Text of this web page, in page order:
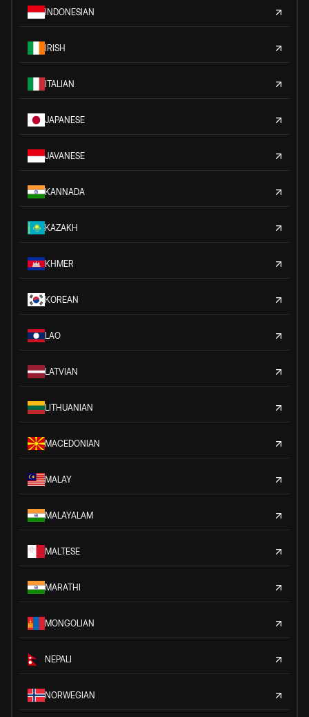
INDONESIAN
IRISH
ITALIAN
JAPANESE
JAVANESE
KANNADA
KAZAKH
KHMER
KOREAN
LAO
LATVIAN
LITHUANIAN
MACEDONIAN
MALAY
MALAYALAM
MALTESE
MARATHI
MONGOLIAN
NEPALI
NORWEGIAN